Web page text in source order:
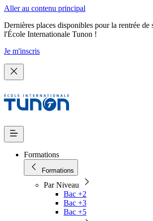
Aller au contenu principal
Dernières places disponibles pour la rentrée de
l'École Internationale Tunon !
Je m'inscris
Formations
Formations
Par Niveau
Bac +2
Bac +3
Bac +5